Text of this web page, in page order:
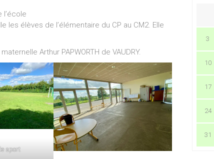
l’école
les élèves de l’élémentaire du CP au CM2. Elle
Arthur PAPWORTH de VAUDRY.
sport
3
10
17
24
31